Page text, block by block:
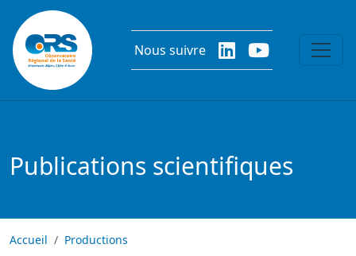
Aller au contenu principal
Nous suivre
Publications scientifiques
Accueil Productions